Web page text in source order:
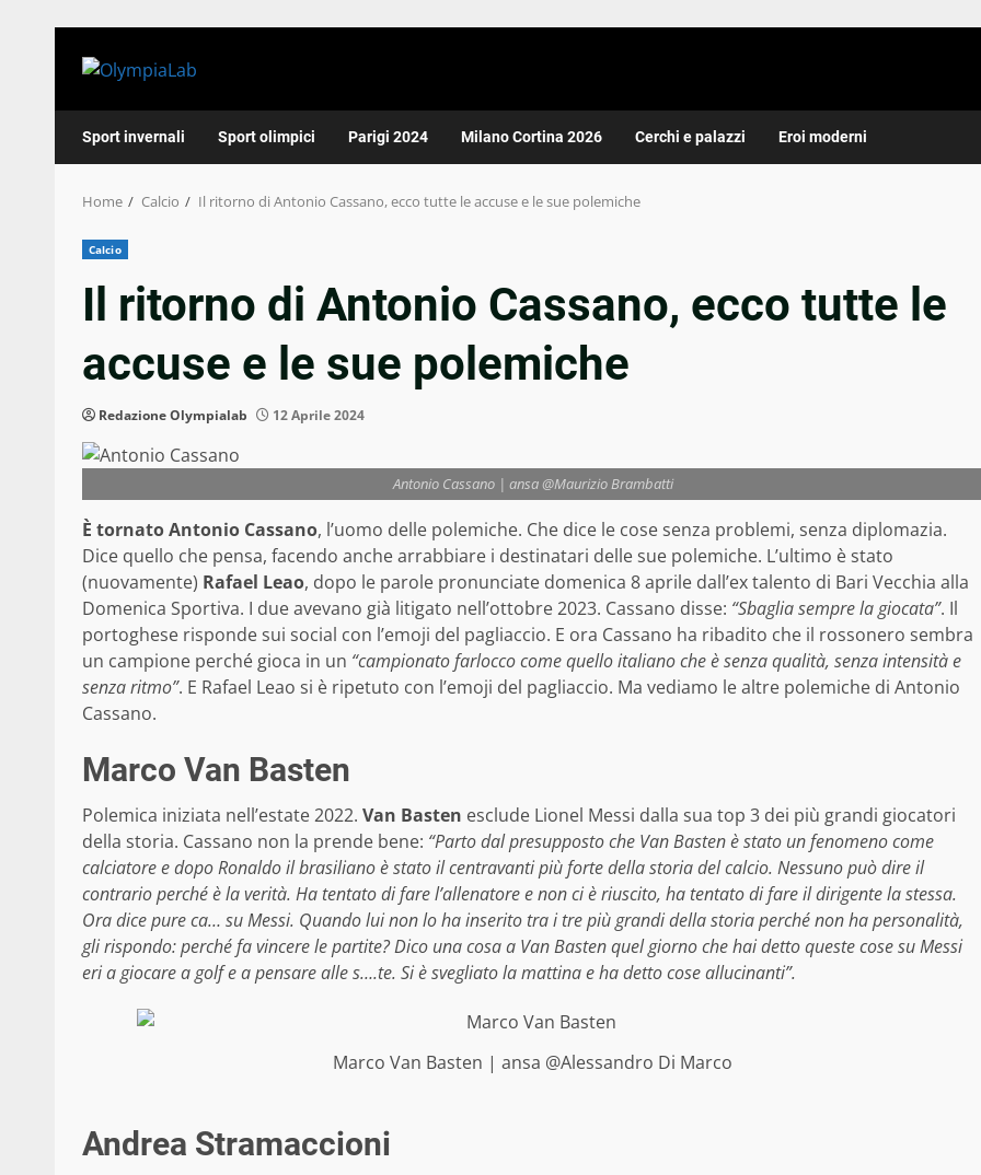
Sport invernali Sport olimpici Parigi 2024 Milano Cortina 2026 Cerchi e palazzi Eroi moderni
Home Calcio Il ritorno di Antonio Cassano, ecco tutte le accuse e le sue polemiche
Calcio
Il ritorno di Antonio Cassano, ecco tutte le
accuse e le sue polemiche
Redazione Olympialab 12 Aprile 2024
Antonio Cassano | ansa @Maurizio Brambatti
È tornato Antonio Cassano, l’uomo delle polemiche. Che dice le cose senza problemi, senza diplomazia.
Dice quello che pensa, facendo anche arrabbiare i destinatari delle sue polemiche. L’ultimo è stato
(nuovamente) Rafael Leao, dopo le parole pronunciate domenica 8 aprile dall’ex talento di Bari Vecchia alla
Domenica Sportiva. I due avevano già litigato nell’ottobre 2023. Cassano disse: “Sbaglia sempre la giocata”. Il
portoghese risponde sui social con l’emoji del pagliaccio. E ora Cassano ha ribadito che il rossonero sembra
un campione perché gioca in un “campionato farlocco come quello italiano che è senza qualità, senza intensità e
senza ritmo”. E Rafael Leao si è ripetuto con l’emoji del pagliaccio. Ma vediamo le altre polemiche di Antonio
Cassano.
Marco Van Basten
Polemica iniziata nell’estate 2022. Van Basten esclude Lionel Messi dalla sua top 3 dei più grandi giocatori
della storia. Cassano non la prende bene: “Parto dal presupposto che Van Basten è stato un fenomeno come
calciatore e dopo Ronaldo il brasiliano è stato il centravanti più forte della storia del calcio. Nessuno può dire il
contrario perché è la verità. Ha tentato di fare l’allenatore e non ci è riuscito, ha tentato di fare il dirigente la stessa.
Ora dice pure ca… su Messi. Quando lui non lo ha inserito tra i tre più grandi della storia perché non ha personalità,
gli rispondo: perché fa vincere le partite? Dico una cosa a Van Basten quel giorno che hai detto queste cose su Messi
eri a giocare a golf e a pensare alle s….te. Si è svegliato la mattina e ha detto cose allucinanti”.
Marco Van Basten | ansa @Alessandro Di Marco
Andrea Stramaccioni